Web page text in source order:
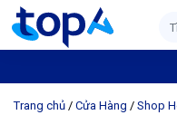
Trang chủ / Cửa Hàng / Shop